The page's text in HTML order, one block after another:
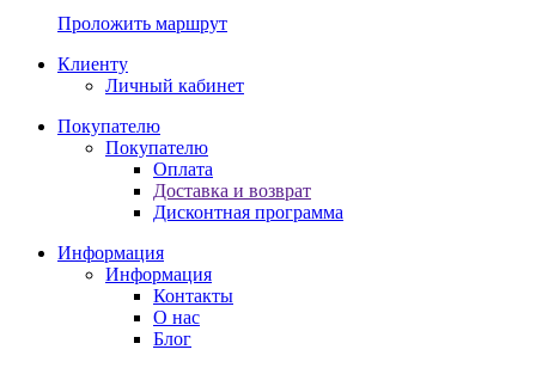
Проложить маршрут
Клиенту
Личный кабинет
Покупателю
Покупателю
Оплата
Доставка и возврат
Дисконтная программа
Информация
Информация
Контакты
О нас
Блог